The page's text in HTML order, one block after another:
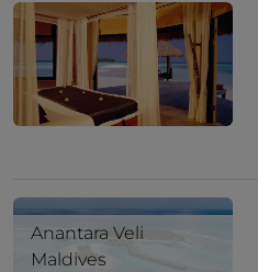
Anantara Veli
Maldives